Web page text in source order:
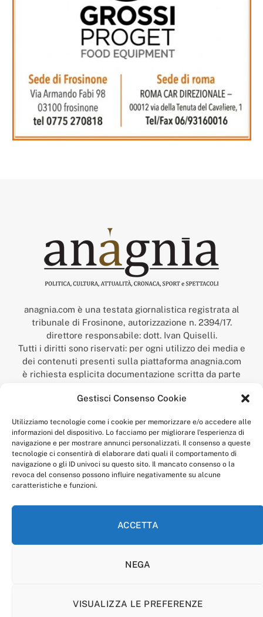
Gestisci Consenso Cookie
Utilizziamo tecnologie come i cookie per memorizzare e/o accedere alle
informazioni del dispositivo. Lo facciamo per migliorare l'esperienza di
navigazione e per mostrare annunci personalizzati. Il consenso a queste
tecnologie ci consentirà di elaborare dati quali il comportamento di
navigazione o gli ID univoci su questo sito. Il mancato consenso o la
revoca del consenso possono influire negativamente su alcune
caratteristiche e funzioni.
ACCETTA
NEGA
VISUALIZZA LE PREFERENZE
anagnia.com è una testata giornalistica registrata al
tribunale di Frosinone, autorizzazione n. 2394/17.
direttore responsabile: dott. Ivan Quiselli.
Tutti i diritti sono riservati: per ogni utilizzo dei media e
dei contenuti presenti sulla piattaforma anagnia.com
è richiesta esplicita documentazione scritta da parte
“Anagnia” è un marchio registrato presso l’Ufficio Italiano
Economico,
num. registrazione: 302017000014044 del 9 febbraio 2017.
Per contatti:redazione@anagnia.com
COOKIE POLICY